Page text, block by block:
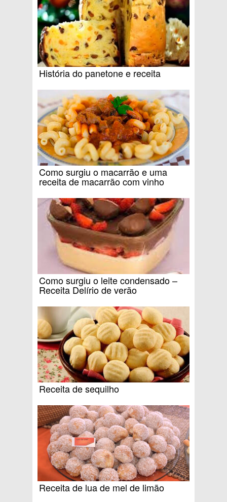
História do panetone e receita
Como surgiu o macarrão e uma
receita de macarrão com vinho
Como surgiu o leite condensado –
Receita Delírio de verão
Receita de sequilho
Receita de lua de mel de limão